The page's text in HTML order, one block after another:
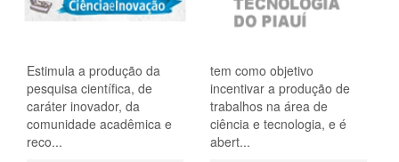
Estimula a produção da
pesquisa científica, de
caráter inovador, da
comunidade acadêmica e
reco...
tem como objetivo
incentivar a produção de
trabalhos na área de
ciência e tecnologia, e é
abert...